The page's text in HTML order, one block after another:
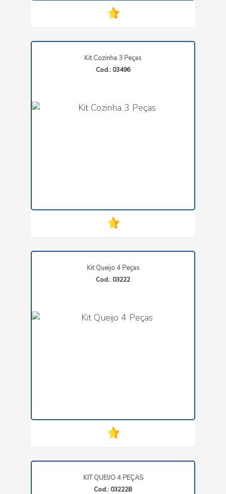
Kit Cozinha 3 Peças
Cod.: 03496
Kit Queijo 4 Peças
Cod.: 03222
KIT QUEIJO 4 PEÇAS
Cod.: 03222B